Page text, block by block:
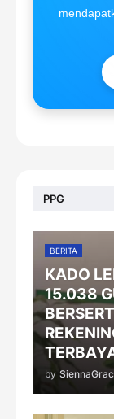
PPG
BERITA
KADO
15.038
by